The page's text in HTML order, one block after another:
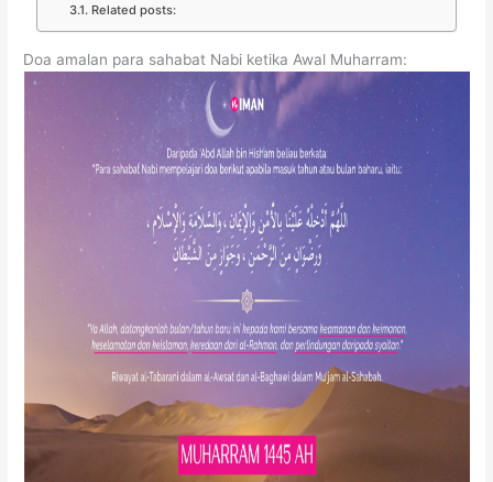
Related posts:
Doa amalan para sahabat Nabi ketika Awal Muharram: